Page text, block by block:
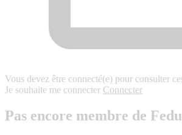
Vous devez être connecté(e) pour consulter
Je souhaite me connecter Connecter
Pas encore membre de